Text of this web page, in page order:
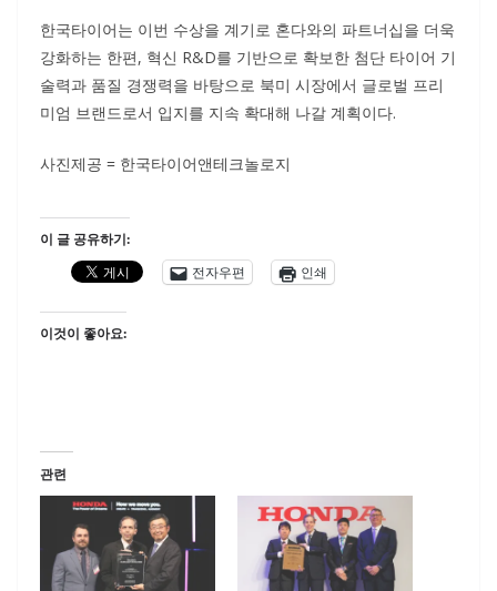
한국타이어는 이번 수상을 계기로 혼다와의 파트너십을 더욱
강화하는 한편, 혁신 R&D를 기반으로 확보한 첨단 타이어 기
술력과 품질 경쟁력을 바탕으로 북미 시장에서 글로벌 프리
미엄 브랜드로서 입지를 지속 확대해 나갈 계획이다.
사진제공 = 한국타이어앤테크놀로지
이 글 공유하기:
전자우편
인쇄
이것이 좋아요:
관련